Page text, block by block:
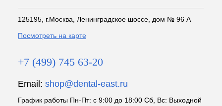
125195, г.Москва, Ленинградское шоссе, дом № 96 А
Посмотреть на карте
+7 (499) 745 63-20
Email: shop@dental-east.ru
График работы Пн-Пт: с 9:00 до 18:00 Сб, Вс: Выходной